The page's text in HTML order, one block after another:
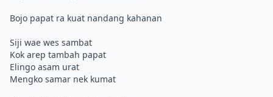
Bojo papat ra kuat nandang kahanan
Siji wae wes sambat
Kok arep tambah papat
Elingo asam urat
Mengko samar nek kumat